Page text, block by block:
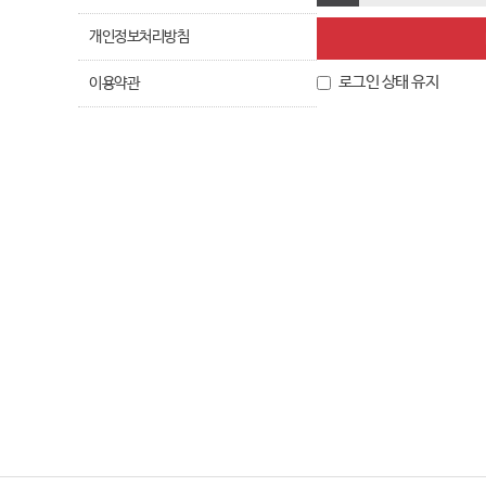
개인정보처리방침
이용약관 로그인 상태 유지